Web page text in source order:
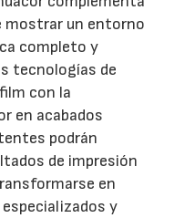
mostrar un entorno
completo y
tecnologías de
con la
en acabados
podrán
de impresión
en
y